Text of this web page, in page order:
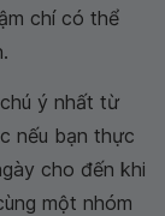
chí có thể
ý nhất từ
nếu bạn thực
cho đến khi
một nhóm